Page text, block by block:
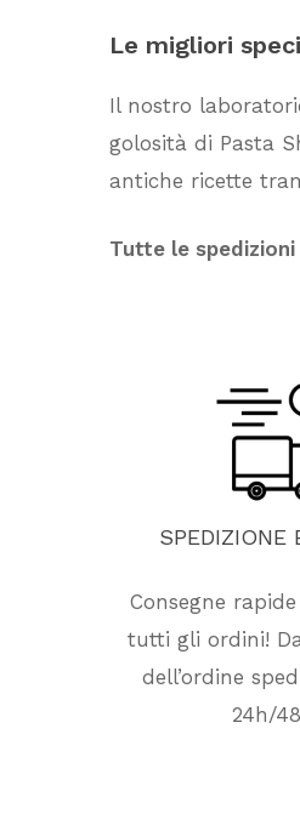
Le migliori
Il nostro
golosità di Pasta
antiche ricette
Tutte le
SPEDIZIONE
Consegne
tutti gli ordini!
dell’ordine
24h/